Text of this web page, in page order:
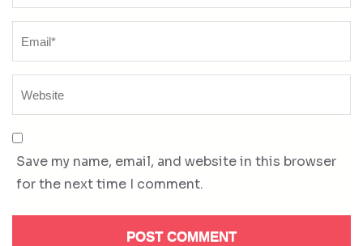
Save my name, email, and website in this browser
for the next time I comment.